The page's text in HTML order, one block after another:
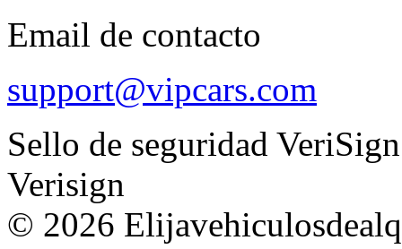
Email de contacto
support@vipcars.com
Sello de seguridad VeriSign
Verisign
© 2026